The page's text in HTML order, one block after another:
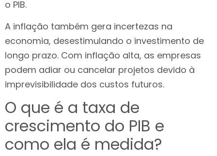
o PIB.
A inflação também gera incertezas na
economia, desestimulando o investimento de
longo prazo. Com inflação alta, as empresas
podem adiar ou cancelar projetos devido à
imprevisibilidade dos custos futuros.
O que é a taxa de
crescimento do PIB e
como ela é medida?